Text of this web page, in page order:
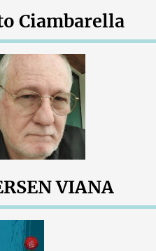
Ciambarella
VIANA